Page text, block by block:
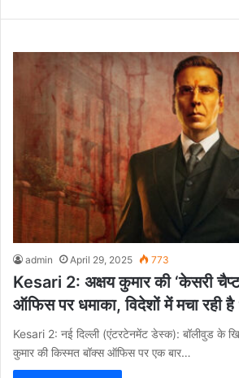
admin April 29, 2025 773
Kesari 2: अक्षय कुमार की ‘केसरी
ऑफिस पर धमाका, विदेशों में मचा रही
Kesari 2: नई दिल्ली (एंटरटेनमेंट डेस्क): बॉलीवुड के
कुमार की किस्मत बॉक्स ऑफिस पर एक बार…